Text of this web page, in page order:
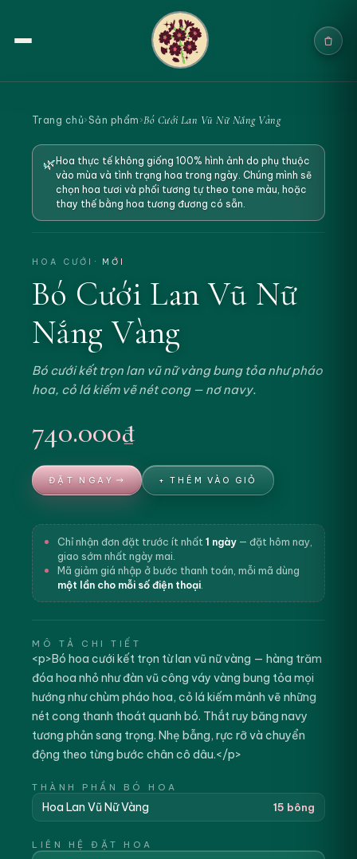
Sản phẩm
Cưới & Sự kiện
Blogs
Chính sách
Địa chỉ & Liên hệ
Tìm sản phẩm
Trang chủ›Sản phẩm ›Bó Cưới Lan Vũ Nữ Nắng Vàng
🌿 Hoa thực tế không giống 100% hình ảnh do phụ thuộc
vào mùa và tình trạng hoa trong ngày. Chúng mình sẽ
chọn hoa tươi và phối tương tự theo tone màu, hoặc
thay thế bằng hoa tương đương có sẵn.
HOA CƯỚI · MỚI
Bó Cưới Lan Vũ Nữ
Nắng Vàng
Bó cưới kết trọn lan vũ nữ vàng bung tỏa như pháo
hoa, cỏ lá kiếm vẽ nét cong — nơ navy.
740.000₫
ĐẶT NGAY + THÊM VÀO GIỎ
Chỉ nhận đơn đặt trước ít nhất 1 ngày — đặt hôm nay,
giao sớm nhất ngày mai.
Mã giảm giá nhập ở bước thanh toán, mỗi mã dùng
một lần cho mỗi số điện thoại
MÔ TẢ CHI TIẾT
<p>Bó hoa cưới kết trọn từ lan vũ nữ vàng — hàng trăm
đóa hoa nhỏ như đàn vũ công váy vàng bung tỏa mọi
hướng như chùm pháo hoa, cỏ lá kiếm mảnh vẽ những
nét cong thanh thoát quanh bó. Thắt ruy băng navy
tương phản sang trọng. Nhẹ bẫng, rực rỡ và chuyển
động theo từng bước chân cô dâu.</p>
THÀNH PHẦN BÓ HOA
Hoa Lan Vũ Nữ Vàng 15 bông
LIÊN HỆ ĐẶT HOA